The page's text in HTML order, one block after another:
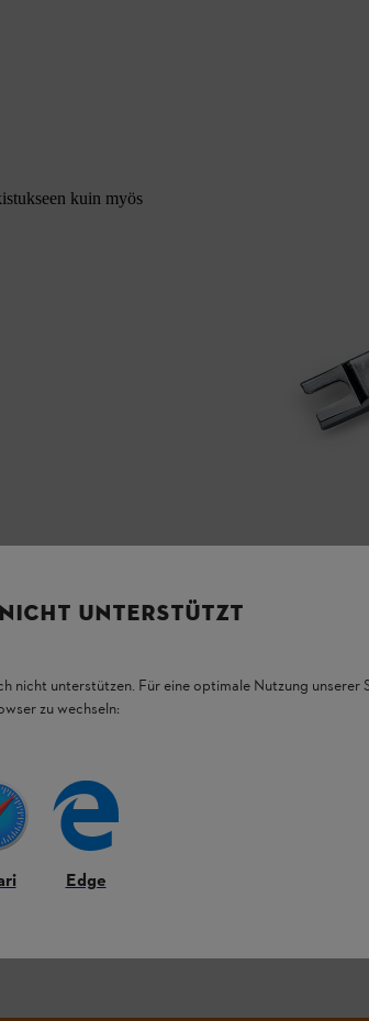
kuin myös
UNTERSTÜTZT
nicht unterstützen. Für eine optimale Nutzung unserer
zu wechseln:
Edge